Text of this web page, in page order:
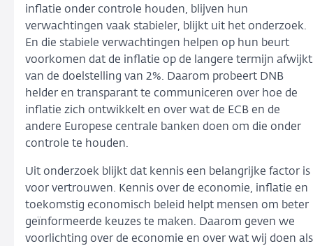
inflatie onder controle houden, blijven hun
verwachtingen vaak stabieler, blijkt uit het onderzoek.
En die stabiele verwachtingen helpen op hun beurt
voorkomen dat de inflatie op de langere termijn afwijkt
van de doelstelling van 2%. Daarom probeert DNB
helder en transparant te communiceren over hoe de
inflatie zich ontwikkelt en over wat de ECB en de
andere Europese centrale banken doen om die onder
controle te houden.
Uit onderzoek blijkt dat kennis een belangrijke factor is
voor vertrouwen. Kennis over de economie, inflatie en
toekomstig economisch beleid helpt mensen om beter
geïnformeerde keuzes te maken. Daarom geven we
voorlichting over de economie en over wat wij doen als